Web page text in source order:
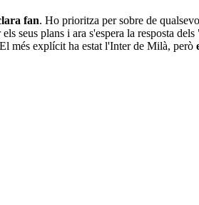
fan. Ho prioritza per sobre de
seus plans i ara s'espera la resposta
més explícit ha estat l'Inter de Milà, però